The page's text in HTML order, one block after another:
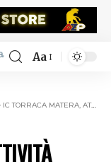
Aa
IC TORRACA MATERA, ATTIVITÀ EDUCAZIONE ALIMENTARE AL MERCATO CAMPAGNA AMICA DI MATERA